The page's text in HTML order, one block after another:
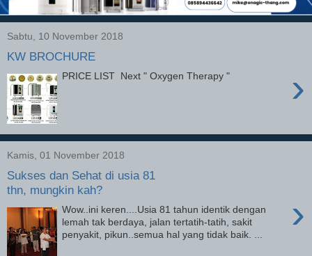
Sabtu, 10 November 2018
KW BROCHURE
›
PRICE LIST Next " Oxygen Therapy "
Kamis, 01 November 2018
Sukses dan Sehat di usia 81
thn, mungkin kah?
›
Wow..ini keren....Usia 81 tahun identik dengan
lemah tak berdaya, jalan tertatih-tatih, sakit
penyakit, pikun..semua hal yang tidak baik. ...